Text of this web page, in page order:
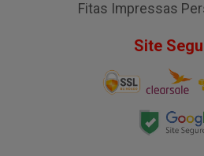
Fitas Impressas
Site